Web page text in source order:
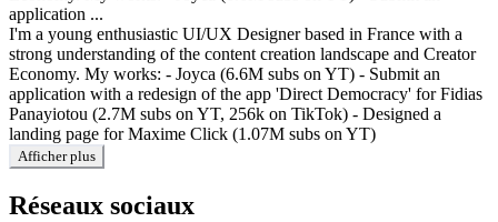
application ...
I'm a young enthusiastic UI/UX Designer based in France with a
strong understanding of the content creation landscape and Creator
Economy. My works: - Joyca (6.6M subs on YT) - Submit an
application with a redesign of the app 'Direct Democracy' for Fidias
Panayiotou (2.7M subs on YT, 256k on TikTok) - Designed a
landing page for Maxime Click (1.07M subs on YT)
Afficher plus
Réseaux sociaux